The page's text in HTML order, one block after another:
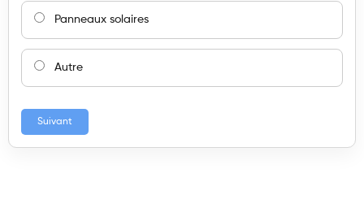
Panneaux solaires
Autre
Suivant